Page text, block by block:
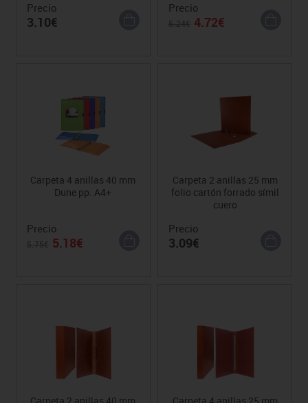
Precio
3.10€
Precio
4.72€
Carpeta 4 anillas 40 mm
Dune pp. A4+
Precio
5.18€
Carpeta 2 anillas 25 mm
folio cartón forrado símil
cuero
Precio
3.09€